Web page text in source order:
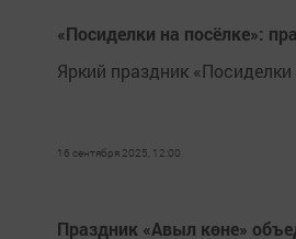
«Посиделки на посёлке»:
Яркий праздник
16 сентября 2025, 12:00
Праздник «Авыл көне»